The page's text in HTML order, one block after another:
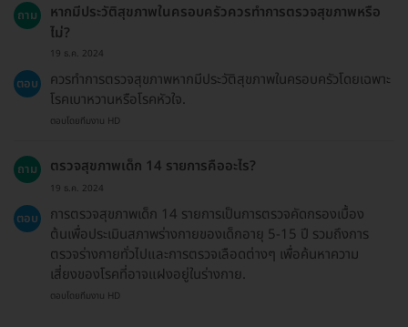
ถาม
หากมีประวัติสุขภาพในครอบครัวควรทำการตรวจสุขภาพหรือ
ไม่?
19 ธ.ค. 2024
ตอบ
ควรทำการตรวจสุขภาพหากมีประวัติสุขภาพในครอบครัวโดยเฉพาะ
โรคเบาหวานหรือโรคหัวใจ.
ตอบโดยทีมงาน HD
ถาม ตรวจสุขภาพเด็ก 14 รายการคืออะไร?
19 ธ.ค. 2024
ตอบ
การตรวจสุขภาพเด็ก 14 รายการเป็นการตรวจคัดกรองเบื้อง
ต้นเพื่อประเมินสภาพร่างกายของเด็กอายุ 5-15 ปี รวมถึงการ
ตรวจร่างกายทั่วไปและการตรวจเลือดต่างๆ เพื่อค้นหาความ
เสี่ยงของโรคที่อาจแฝงอยู่ในร่างกาย.
ตอบโดยทีมงาน HD